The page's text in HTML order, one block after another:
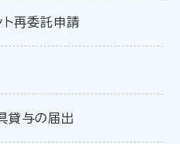
ト再委託申請
貸与の届出